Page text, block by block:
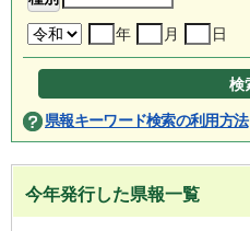
年 月 日
県報キーワード検索の利用方法
今年発行した県報一覧